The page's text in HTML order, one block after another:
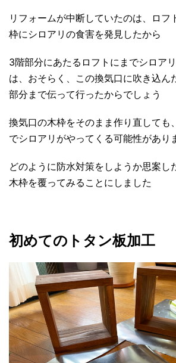
リフォームが中断していたのは、ロフ
枠にシロアリの食害を発見したから
3階部分にあたるロフトにまでシロア
は、おそらく、この換気口に吹き込ん
部分まで伝って行ったからでしょう
換気口の木枠をそのまま作り直しても
でシロアリがやってくる可能性があり
どのように防水対策をしようか思案し
木枠を覆ってみることにしました
初めてのトタン板加工